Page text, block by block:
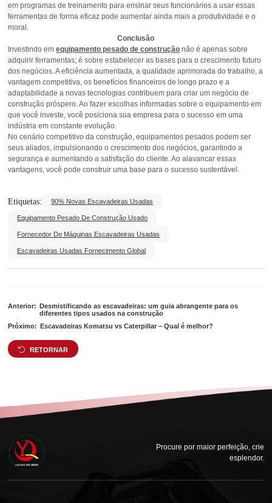
em programas de treinamento para ensinar seus funcionários a usar essas
ferramentas de forma eficaz pode aumentar ainda mais a produtividade e o
moral.
Conclusão
Investindo emequipamento pesado de construção não é apenas sobre
adquirir ferramentas; é sobre estabelecer as bases para o crescimento futuro
dos negócios. A eficiência aumentada, a qualidade aprimorada do trabalho, a
vantagem competitiva, os benefícios financeiros de longo prazo e a
adaptabilidade a novas tecnologias contribuem para criar um negócio de
construção próspero. Ao fazer escolhas informadas sobre o equipamento em
que você investe, você posiciona sua empresa para o sucesso em uma
indústria em constante evolução.
No cenário competitivo da construção, equipamentos pesados podem ser
seus aliados, impulsionando o crescimento dos negócios, garantindo a
segurança e aumentando a satisfação do cliente. Ao alavancar essas
vantagens, você pode construir uma base para o sucesso sustentável.
Etiquetas: 90% Novas Escavadeiras Usadas
Equipamento Pesado De Construção Usado
Fornecedor De Máquinas Escavadeiras Usadas
Escavadeiras Usadas Fornecimento Global
Anterior:
Desmistificando as escavadeiras: um guia abrangente para os
diferentes tipos usados na construção
Próximo:
Escavadeiras Komatsu vs Caterpillar – Qual é melhor?
RETORNAR
Procure por maior perfeição, crie
esplendor.